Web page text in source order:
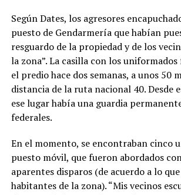
Según Dates, los agresores
puesto de Gendarmería que habían
resguardo de la propiedad y de los
la zona”. La casilla con los uniformados
el predio hace dos semanas, a unos 50
distancia de la ruta nacional 40. Desde
ese lugar había una guardia
federales.
En el momento, se encontraban cinco
puesto móvil, que fueron abordados
aparentes disparos (de acuerdo a lo
habitantes de la zona). “Mis vecinos